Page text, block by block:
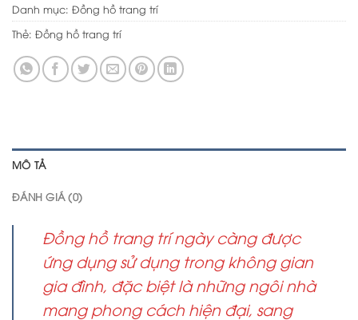
Danh mục: Đồng hồ trang trí
Thẻ: Đồng hồ trang trí
MÔ TẢ
ĐÁNH GIÁ (0)
Đồng hồ trang trí ngày càng được
ứng dụng sử dụng trong không gian
gia đình, đặc biệt là những ngôi nhà
mang phong cách hiện đại, sang